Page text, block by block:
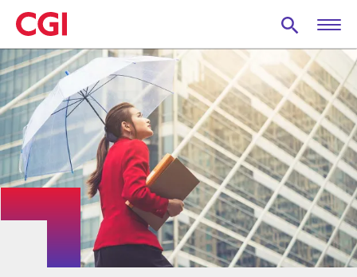
Skip
to
main
content